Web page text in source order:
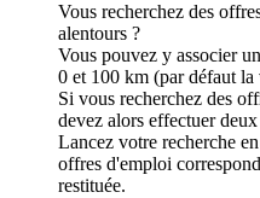
Vous recherchez des
alentours ?
Vous pouvez y associer
0 et 100 km (par défaut la
Si vous recherchez des
devez alors effectuer deux
Lancez votre recherche
offres d'emploi
restituée.